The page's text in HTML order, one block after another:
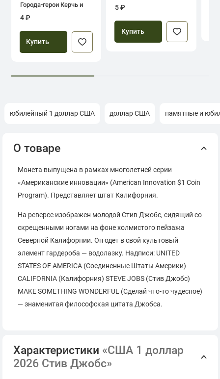
Города-герои Керчь и
4 ₽
Купить
5 ₽
Купить
юбилейный 1 доллар США доллар США памятные и
О товаре
Монета выпущена в рамках многолетней серии
«Американские инновации» (American Innovation $1 Coin
Program). Представляет штат Калифорния.
На реверсе изображен молодой Стив Джобс, сидящий со
скрещенными ногами на фоне холмистого пейзажа
Северной Калифорнии. Он одет в свой культовый
элемент гардероба — водолазку. Надписи: UNITED
STATES OF AMERICA (Соединенные Штаты Америки)
CALIFORNIA (Калифорния) STEVE JOBS (Стив Джобс)
MAKE SOMETHING WONDERFUL (Сделай что-то чудесное)
— знаменитая философская цитата Джобса.
Характеристики «США 1 доллар
2026 Стив Джобс»